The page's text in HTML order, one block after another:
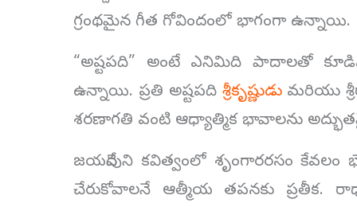
గ్రంథమైన గీత గోవిందంలో భాగంగా ఉన్నాయి.
“అష్టపది” అంటే ఎనిమిది పాదాలతో
ఉన్నాయి. ప్రతి అష్టపది శ్రీకృష్ణుడుమరియు
శరణాగతి వంటి ఆధ్యాత్మిక భావాలను
జయదేవుని కవిత్వంలో శృంగారరసం
చేరుకోవాలనే ఆత్మీయ తపనకు ప్రతీక. రాధా